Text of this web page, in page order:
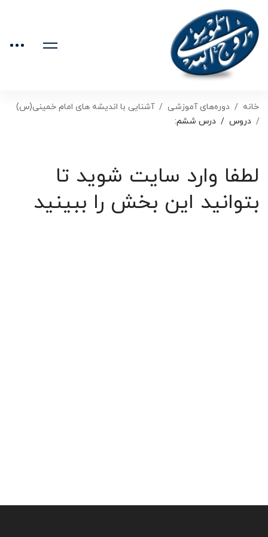
خانه دوره‌های آموزشی
آشنایی با اندیشه های امام خمینی(س)
دروس
درس ششم:
لطفا وارد سایت شوید تا
بتوانید این بخش را ببینید